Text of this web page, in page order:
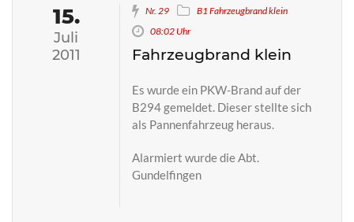
15.
Juli
2011
Nr. 29
B1 Fahrzeugbrand klein
08:02 Uhr
Fahrzeugbrand klein
Es wurde ein PKW-Brand auf der
B294 gemeldet. Dieser stellte sich
als Pannenfahrzeug heraus.
Alarmiert wurde die Abt.
Gundelfingen